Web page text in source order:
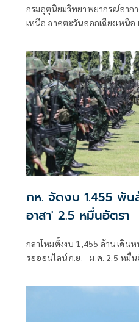
กรมอุตุนิยมวิทยาพยากรณ์อากา
เหนือ ภาคตะวันออกเฉียงเหนื
บริเวณประเทศเวียดนามตอน
เฉียงใต้ที่พัดปกคลุมทะเลอันดา
กห. จัดงบ 1.455 พัน
อาสา' 2.5 หมื่นอัตรา
กลาโหมตั้งงบ 1,455 ล้าน เดิน
รอออนไลน์ ก.ย. - ม.ค. 2.5 หมื่